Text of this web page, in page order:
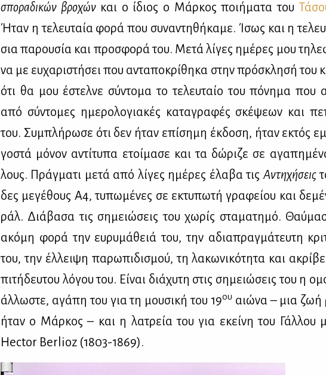
σπο­ρα­δι­κών βρο­χώνκαι ο ίδιος ο Μάρ­κος ποι­ή­μα­τα του
Ήταν η τε­λευ­ταία φο­ρά που συ­να­ντη­θή­κα­με. Ίσως και η
σια πα­ρου­σία και προ­σφο­ρά του. Με­τά λί­γες ημέ­ρες μου
να με ευ­χα­ρι­στή­σει που αντα­πο­κρί­θη­κα στην πρό­σκλη­σή του
ότι θα μου έστελ­νε σύ­ντο­μα το τε­λευ­ταίο του πό­νη­μα που
από σύ­ντο­μες ημε­ρο­λο­για­κές κα­τα­γρα­φές σκέ­ψε­ων και
του. Συ­μπλή­ρω­σε ότι δεν ήταν επί­ση­μη έκ­δο­ση, ήταν εκτός
γο­στά μό­νον αντί­τυ­πα ετοί­μα­σε και τα δώ­ρι­ζε σε
λους. Πράγ­μα­τι με­τά από λί­γες ημέ­ρες έλα­βα τις Αντη­χή­σεις
δες με­γέ­θους Α4, τυ­πω­μέ­νες σε εκτυ­πω­τή γρα­φεί­ου και
ράλ. Διά­βα­σα τις ση­μειώ­σεις του χω­ρίς στα­μα­τη­μό.
ακό­μη φο­ρά την ευ­ρυ­μά­θειά του, την αδια­πραγ­μά­τευ­τη
του, την έλ­λει­ψη πα­ρω­πι­δι­σμού, τη λα­κω­νι­κό­τη­τα και
πι­τή­δευ­του λό­γου του. Εί­ναι διά­χυ­τη στις ση­μειώ­σεις του η
άλ­λω­στε, αγά­πη του για τη μου­σι­κή του 19ου αιώ­να – μια ζωή
ήταν ο Μάρ­κος – και η λα­τρεία του για εκεί­νη του Γάλ­λου
Hector Berlioz (1803-1869).